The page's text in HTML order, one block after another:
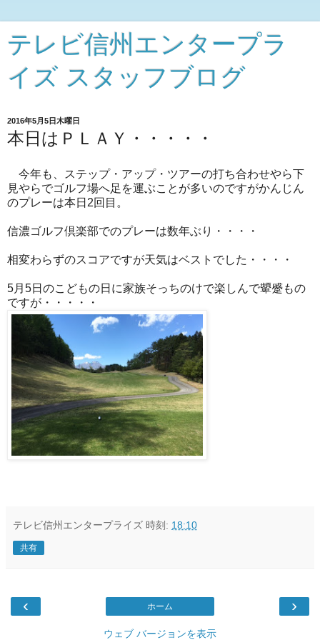
テレビ信州エンタープラ
イズ スタッフブログ
2016年5月5日木曜日
本日はＰＬＡＹ・・・・・
今年も、ステップ・アップ・ツアーの打ち合わせやら下
見やらでゴルフ場へ足を運ぶことが多いのですがかんじん
のプレーは本日2回目。
信濃ゴルフ倶楽部でのプレーは数年ぶり・・・・
相変わらずのスコアですが天気はベストでした・・・・
5月5日のこどもの日に家族そっちのけで楽しんで顰蹙もの
ですが・・・・・
テレビ信州エンタープライズ 時刻: 18:10
共有
‹ ›
ホーム
ウェブ バージョンを表示